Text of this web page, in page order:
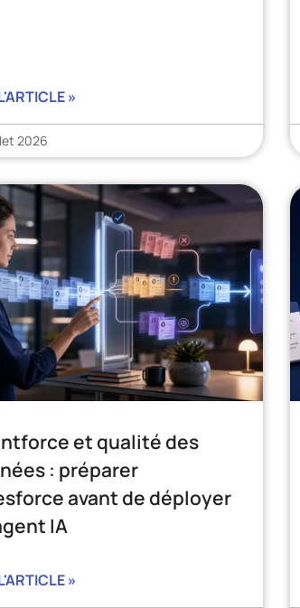
»
2026
et qualité des
: préparer
avant de déployer
IA
»